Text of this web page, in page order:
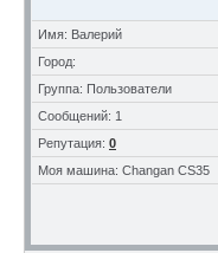
Имя: Валерий
Город:
Группа: Пользователи
Сообщений: 1
Репутация: 0
Моя машина: Changan CS35